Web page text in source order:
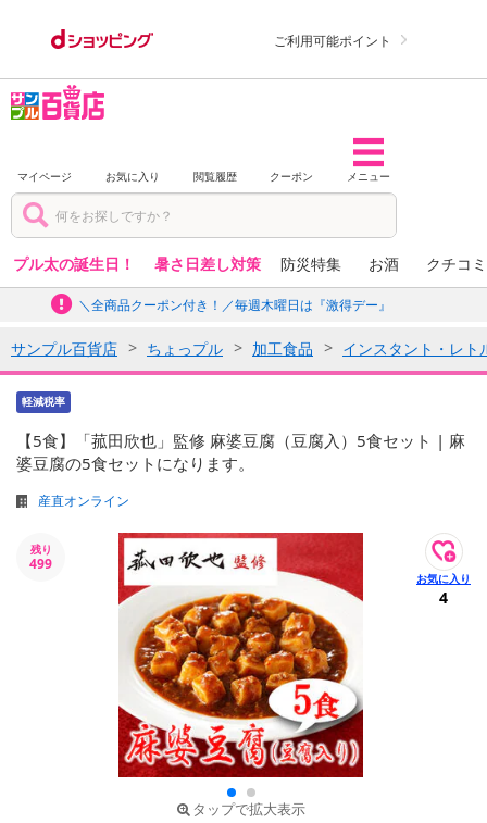
ご利用可能ポイント
マイページ お気に入り 閲覧履歴 クーポン メニュー
プル太の誕生日！ 暑さ日差し対策 防災特集 お酒 クチコ
＼全商品クーポン付き！／毎週木曜日は『激得デー』
サンプル百貨店 ちょっプル 加工食品 インスタント・レト
軽減税率
【5食】「菰田欣也」監修 麻婆豆腐（豆腐入）5食セット | 麻
婆豆腐の5食セットになります。
産直オンライン
残り
499
タップで拡大表示
4